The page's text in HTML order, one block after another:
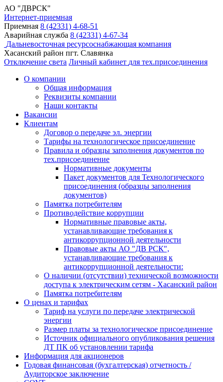
АО "ДВРСК"
Интернет-приемная
Приемная 8 (42331) 4-68-51
Аварийная служба 8 (42331) 4-67-34
Дальневосточная ресурсоснабжающая компания
Хасанский район пгт. Славянка
Отключение света Личный кабинет для тех.присоединения
О компании
Общая информация
Реквизиты компании
Наши контакты
Вакансии
Клиентам
Договор о передаче эл. энергии
Тарифы на технологическое присоединение
Правила и образцы заполнения документов по
тех.присоединение
Нормативные документы
Пакет документов для Технологического
присоединения (образцы заполнения
документов)
Памятка потребителям
Противодействие коррупции
Нормативные правовые акты,
устанавливающие требования к
антикоррупционной деятельности
Правовые акты АО "ДВ РСК",
устанавливающие требования к
антикоррупционной деятельности:
О наличии (отсутствии) технической возможности
доступа к электрическим сетям - Хасанский район
Памятка потребителям
О ценах и тарифах
Тариф на услуги по передаче электрической
энергии
Размер платы за технологическое присоединение
Источник официального опубликования решения
ДТ ПК об установлении тарифа
Информация для акционеров
Годовая финансовая (бухгалтерская) отчетность /
Аудиторское заключение